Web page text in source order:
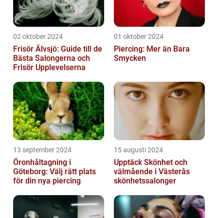
02 oktober 2024
Frisör Älvsjö: Guide till de
Bästa Salongerna och
Frisör Upplevelserna
01 oktober 2024
Piercing: Mer än Bara
Smycken
13 september 2024
Öronhåltagning i
Göteborg: Välj rätt plats
för din nya piercing
15 augusti 2024
Upptäck Skönhet och
välmående i Västerås
skönhetssalonger